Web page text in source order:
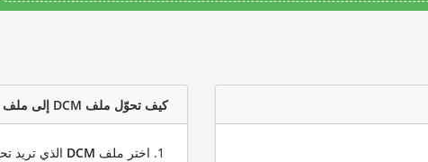
كيف تحوّل ملف DCM إلى ملف GIF؟
اختر ملف DCM الذي تريد